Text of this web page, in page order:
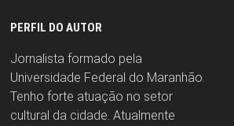
PERFIL DO AUTOR
Jornalista formado pela
Universidade Federal do Maranhão.
Tenho forte atuação no setor
cultural da cidade. Atualmente